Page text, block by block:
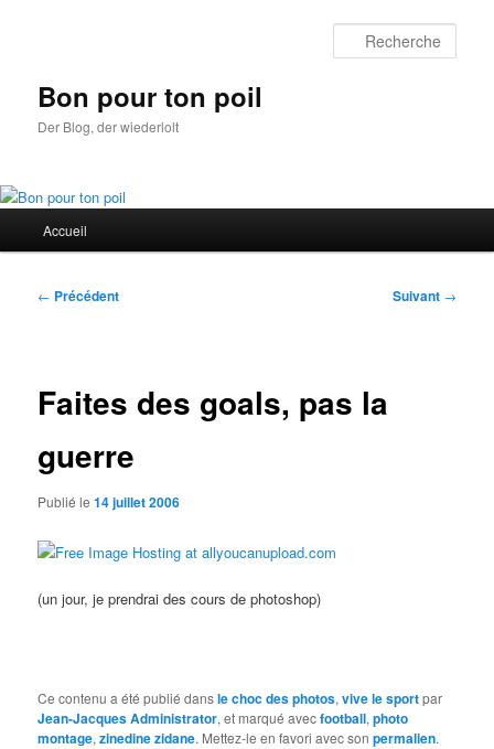
Bon pour ton poil
Der Blog, der wiederlolt
principal
Accueil
Navigation
← Précédent Suivant →
Faites des goals, pas la
guerre
Publié le14 juillet 2006
(un jour, je prendrai des cours de photoshop)
Ce contenu a été publié dansle choc des photos,vive le sportpar
Jean-Jacques Administrator, et marqué avecfootball,photo
montage,zinedine zidane. Mettez-le en favori avec sonpermalien.